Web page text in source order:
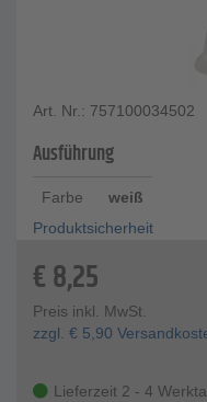
Art. Nr.: 757100034502
Ausführung
Farbe
weiß
Produktsicherheit
€8,25
Preis inkl. MwSt.
zzgl. € 5,90
Lieferzeit 2 - 4